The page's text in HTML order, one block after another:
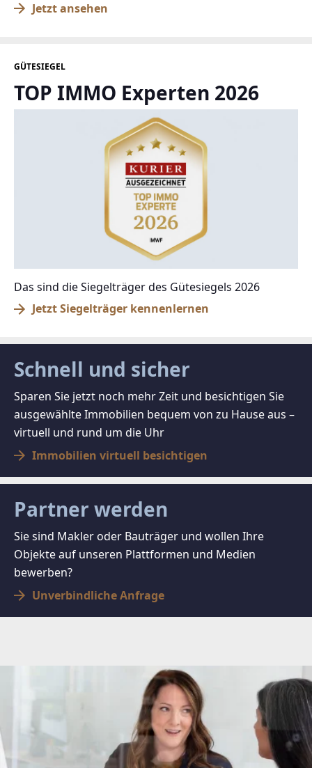
Jetzt ansehen
GÜTESIEGEL
TOP IMMO Experten 2026
Das sind die Siegelträger des Gütesiegels 2026
Jetzt Siegelträger kennenlernen
Schnell und sicher
Sparen Sie jetzt noch mehr Zeit und besichtigen Sie
ausgewählte Immobilien bequem von zu Hause aus –
virtuell und rund um die Uhr
Immobilien virtuell besichtigen
Partner werden
Sie sind Makler oder Bauträger und wollen Ihre
Objekte auf unseren Plattformen und Medien
bewerben?
Unverbindliche Anfrage